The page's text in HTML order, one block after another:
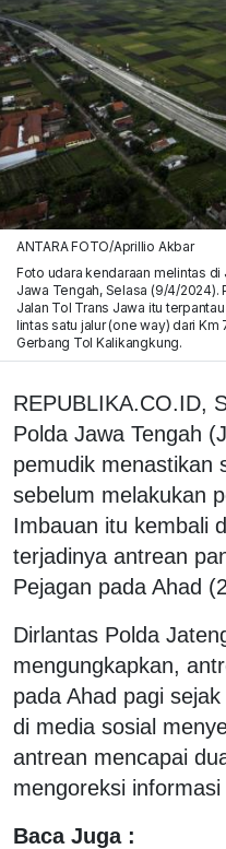
ANTARA FOTO/Aprillio Akbar
Foto udara kendaraan melintas
Jawa Tengah, Selasa (9/4/2024).
Jalan Tol Trans Jawa itu
lintas satu jalur (one way) dari
Gerbang Tol Kalikangkung.
REPUBLIKA.CO.ID,
Polda Jawa Tengah
pemudik menastikan
sebelum melakukan
Imbauan itu kembali
terjadinya antrean
Pejagan pada Ahad
Dirlantas Polda
mengungkapkan,
pada Ahad pagi
di media sosial
antrean mencapai
mengoreksi
Baca Juga :